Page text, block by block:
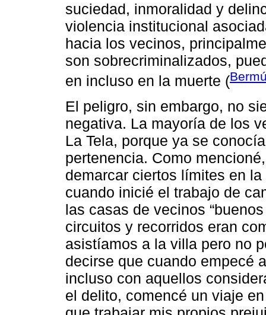
suciedad, inmoralidad y
violencia institucional
hacia los vecinos,
son sobrecriminalizados,
en incluso en la muerte (
El peligro, sin embargo, no
negativa. La mayoría de los
La Tela, porque ya se
pertenencia. Como
demarcar ciertos límites en
cuando inicié el trabajo de
las casas de vecinos
circuitos y recorridos eran
asistíamos a la villa pero no
decirse que cuando empecé
incluso con aquellos
el delito, comencé un viaje